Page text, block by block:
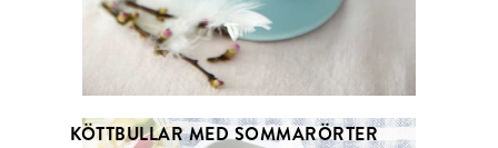
KÖTTBULLAR MED SOMMARÖRTER